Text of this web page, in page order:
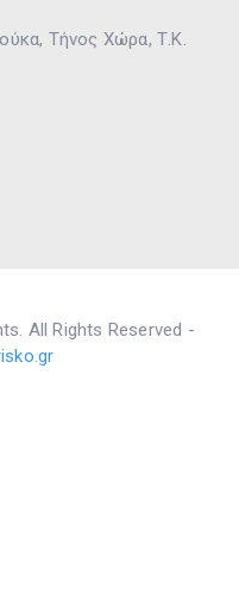
Τήνος Χώρα, Τ.Κ.
All Rights Reserved -